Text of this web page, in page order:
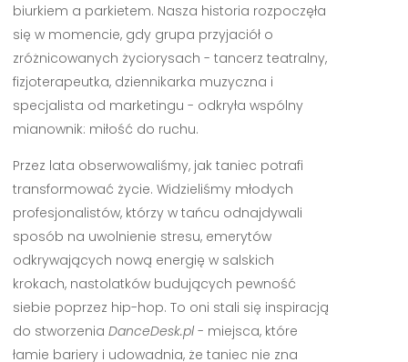
biurkiem a parkietem. Nasza historia rozpoczęła
się w momencie, gdy grupa przyjaciół o
zróżnicowanych życiorysach - tancerz teatralny,
fizjoterapeutka, dziennikarka muzyczna i
specjalista od marketingu - odkryła wspólny
mianownik: miłość do ruchu.
Przez lata obserwowaliśmy, jak taniec potrafi
transformować życie. Widzieliśmy młodych
profesjonalistów, którzy w tańcu odnajdywali
sposób na uwolnienie stresu, emerytów
odkrywających nową energię w salskich
krokach, nastolatków budujących pewność
siebie poprzez hip-hop. To oni stali się inspiracją
do stworzenia DanceDesk.pl- miejsca, które
łamie bariery i udowadnia, że taniec nie zna